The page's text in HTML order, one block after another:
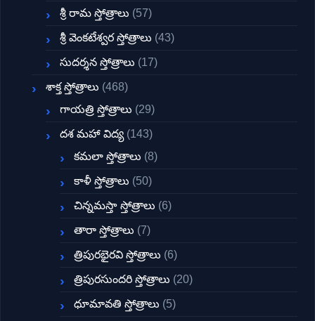
శ్రీ రామ స్తోత్రాలు (57)
శ్రీ వెంకటేశ్వర స్తోత్రాలు (43)
సుదర్శన స్తోత్రాలు (17)
శాక్త స్తోత్రాలు (468)
గాయత్రి స్తోత్రాలు (29)
దశ మహా విద్య (143)
కమలా స్తోత్రాలు (8)
కాళీ స్తోత్రాలు (50)
చిన్నమస్తా స్తోత్రాలు (6)
తారా స్తోత్రాలు (7)
త్రిపురభైరవి స్తోత్రాలు (6)
త్రిపురసుందరి స్తోత్రాలు (20)
ధూమావతి స్తోత్రాలు (5)